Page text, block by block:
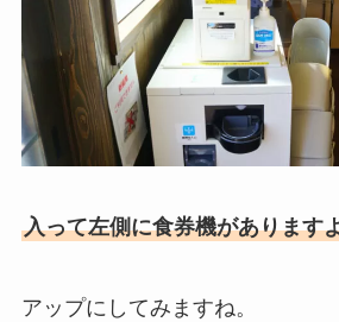
入って左側に食券機があります
アップにしてみますね。